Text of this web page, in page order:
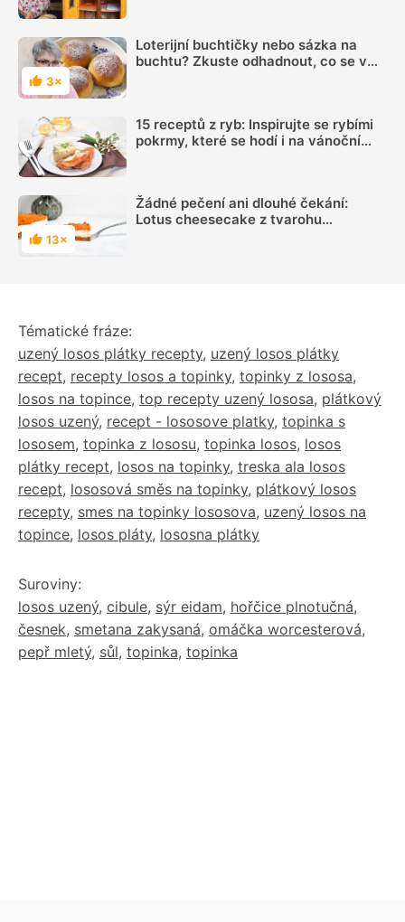
Hodnocení
3×
Loterijní buchtičky nebo sázka na
buchtu? Zkuste odhadnout, co se v
15 receptů z ryb: Inspirujte se rybími
pokrmy, které se hodí i na vánoční
Hodnocení
13×
Žádné pečení ani dlouhé čekání:
Lotus cheesecake z tvarohu
Tématické fráze:
uzený losos plátky recepty, uzený losos plátky
recept, recepty losos a topinky, topinky z lososa,
losos na topince, top recepty uzený lososa, plátkový
losos uzený, recept - lososove platky, topinka s
lososem, topinka z lososu, topinka losos, losos
plátky recept, losos na topinky, treska ala losos
recept, lososová směs na topinky, plátkový losos
recepty, smes na topinky lososova, uzený losos na
topince, losos pláty, lososna plátky
Suroviny:
losos uzený, cibule, sýr eidam, hořčice plnotučná,
česnek, smetana zakysaná, omáčka worcesterová,
pepř mletý, sůl, topinka, topinka